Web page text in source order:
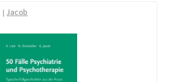
| Jacob